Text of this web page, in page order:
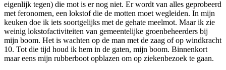
eigenlijk tegen) die mot is er nog niet. Er wordt van alles geprobeerd
met feronomen, een lokstof die de motten moet wegleiden. In mijn
keuken doe ik iets soortgelijks met de gehate meelmot. Maar ik zie
weinig lokstofactiviteiten van gemeentelijke groenbeheerders bij
mijn boom. Het is wachten op de man met de zaag of op windkracht
10. Tot die tijd houd ik hem in de gaten, mijn boom. Binnenkort
maar eens mijn rubberboot opblazen om op ziekenbezoek te gaan.